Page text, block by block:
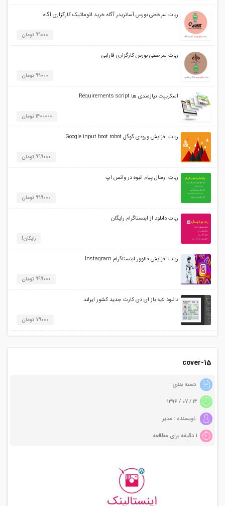
ربات سرخطی بورس آساتریدر آگاه خرید اتوماتیک کارگزاری آگاه
99000 تومان
ربات سرخطی بورس کارگزاری فارابی
99000 تومان
اسکریپت نیازمندی ها Requirements script
1400000 تومان
ربات افزایش ورودی گوگل Google input boot robot
999000 تومان
ربات ارسال پیام انبوه در واتس اپ
999000 تومان
ربات دانلود از اینستاگرام رایگان
رایگان!
ربات افزایش فالوور اینستاگرام Instagram
999000 تومان
دانلود لایه باز ای دی کارت جدید کشور ایرلند
79000 تومان
cover-15
دسته بندی :
نویسنده : مدیر